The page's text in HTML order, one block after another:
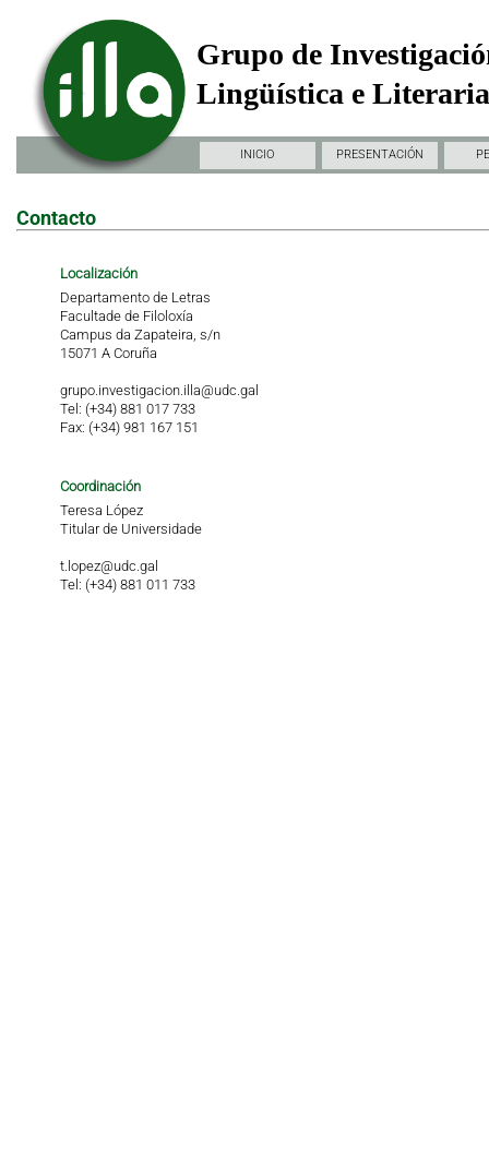
Grupo de
Lingüística e
INICIO PRESENTACIÓN
Contacto
Localización
Departamento de Letras
Facultade de Filoloxía
Campus da Zapateira, s/n
15071 A Coruña
grupo.investigacion.illa@udc.gal
Tel: (+34) 881 017 733
Fax: (+34) 981 167 151
Coordinación
Teresa López
Titular de Universidade
t.lopez@udc.gal
Tel: (+34) 881 011 733